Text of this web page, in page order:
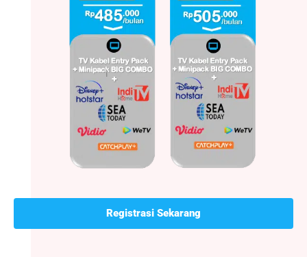
Registrasi Sekarang